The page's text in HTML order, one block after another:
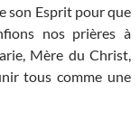
son Esprit pour que
nos prières à
Mère du Christ,
tous comme une